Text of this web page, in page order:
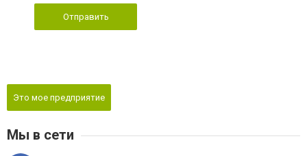
Отправить
Это мое предприятие
Мы в сети